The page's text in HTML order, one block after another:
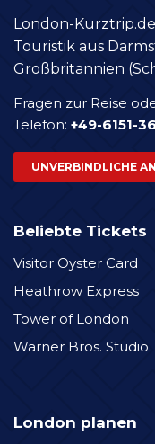
London-
Touristik aus
Großbritannien
Fragen zur Reise
Telefon: +49-6151-
UNVERBINDLICHE
Beliebte Tickets
Visitor Oyster Card
Heathrow Express
Tower of London
Warner Bros. Studio
London planen